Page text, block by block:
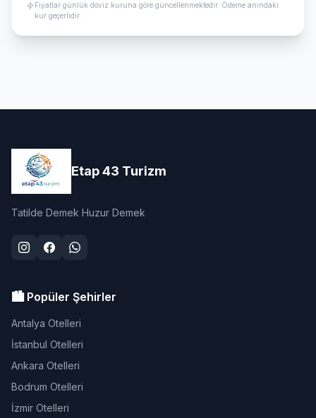
Fiyatlar günlük döviz kuruna göre güncellenmektedir. Ödeme anındaki
kur geçerlidir.
Etap 43 Turizm
Tatilde Demek Huzur Demek
🏙️ Popüler Şehirler
Antalya Otelleri
İstanbul Otelleri
Ankara Otelleri
Bodrum Otelleri
İzmir Otelleri